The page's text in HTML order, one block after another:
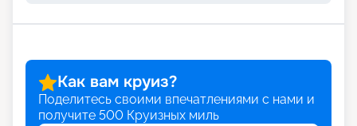
Как вам круиз?
Поделитесь своими впечатлениями с нами и
получите 500 Круизных миль